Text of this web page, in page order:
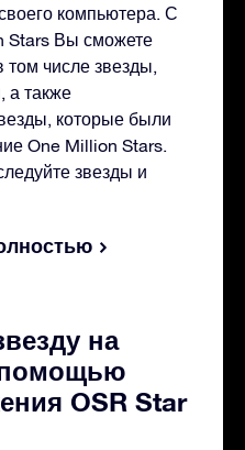
компьютера. С
Stars Вы сможете
том числе звезды,
а также
которые были
One Million Stars.
звезды и
на
OSR Star